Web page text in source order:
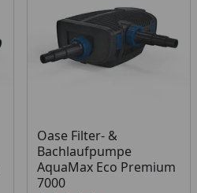
Oase Filter- &
Bachlaufpumpe
AquaMax Eco Premium
7000
Produkt am Lager